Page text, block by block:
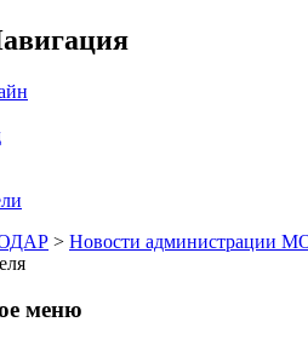
> Новости администрации
меню